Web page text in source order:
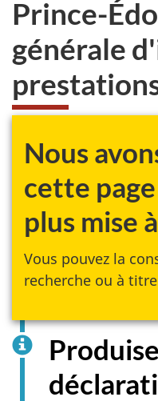
Prince-
générale
Nous
cette
plus mise
Vous pouvez la
recherche ou à